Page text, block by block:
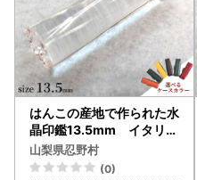
はんこの産地で作られた水
晶印鑑13.5mm イタリア
ンレザー印鑑ケース付き
山梨県忍野村
(0)